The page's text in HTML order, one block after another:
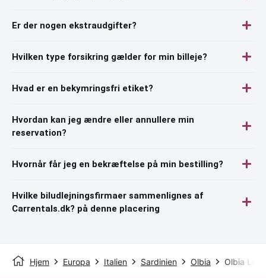
Er der nogen ekstraudgifter?
Hvilken type forsikring gælder for min billeje?
Hvad er en bekymringsfri etiket?
Hvordan kan jeg ændre eller annullere min
reservation?
Hvornår får jeg en bekræftelse på min bestilling?
Hvilke biludlejningsfirmaer sammenlignes af
Carrentals.dk? på denne placering
Hjem Europa Italien Sardinien Olbia Olbia